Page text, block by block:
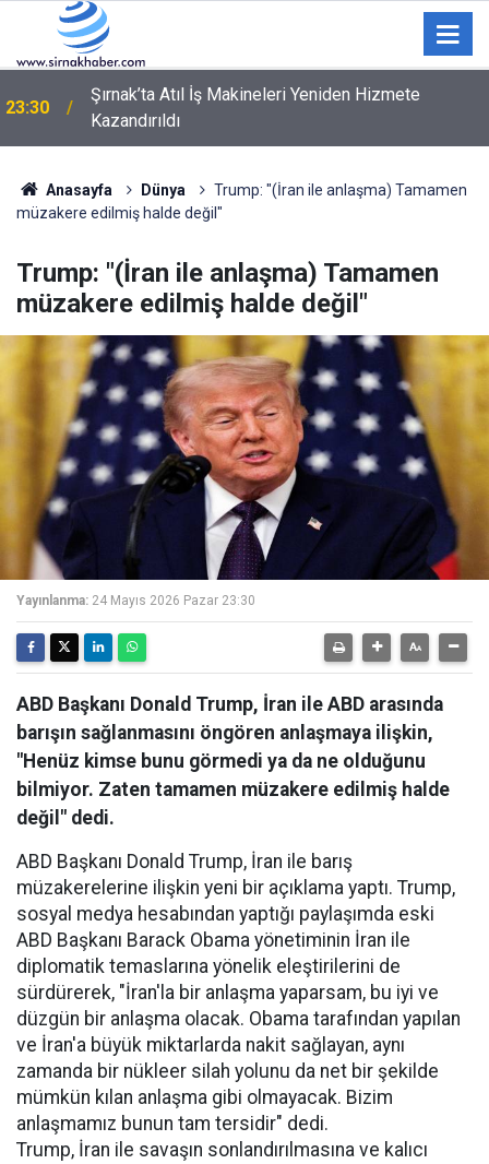
23:27
Ford Trucks ve IVECO'nun yeni nesil kabin
projesinde yeni bir dönemin kapısı aralanıyor
Anasayfa Dünya
Trump: "(İran ile anlaşma) Tamamen
müzakere edilmiş halde değil"
Trump: "(İran ile anlaşma) Tamamen
müzakere edilmiş halde değil"
Yayınlanma: 24 Mayıs 2026 Pazar 23:30
ABD Başkanı Donald Trump, İran ile ABD arasında
barışın sağlanmasını öngören anlaşmaya ilişkin,
"Henüz kimse bunu görmedi ya da ne olduğunu
bilmiyor. Zaten tamamen müzakere edilmiş halde
değil" dedi.
ABD Başkanı Donald Trump, İran ile barış
müzakerelerine ilişkin yeni bir açıklama yaptı. Trump,
sosyal medya hesabından yaptığı paylaşımda eski
ABD Başkanı Barack Obama yönetiminin İran ile
diplomatik temaslarına yönelik eleştirilerini de
sürdürerek, "İran'la bir anlaşma yaparsam, bu iyi ve
düzgün bir anlaşma olacak. Obama tarafından yapılan
ve İran'a büyük miktarlarda nakit sağlayan, aynı
zamanda bir nükleer silah yolunu da net bir şekilde
mümkün kılan anlaşma gibi olmayacak. Bizim
anlaşmamız bunun tam tersidir" dedi.
Trump, İran ile savaşın sonlandırılmasına ve kalıcı